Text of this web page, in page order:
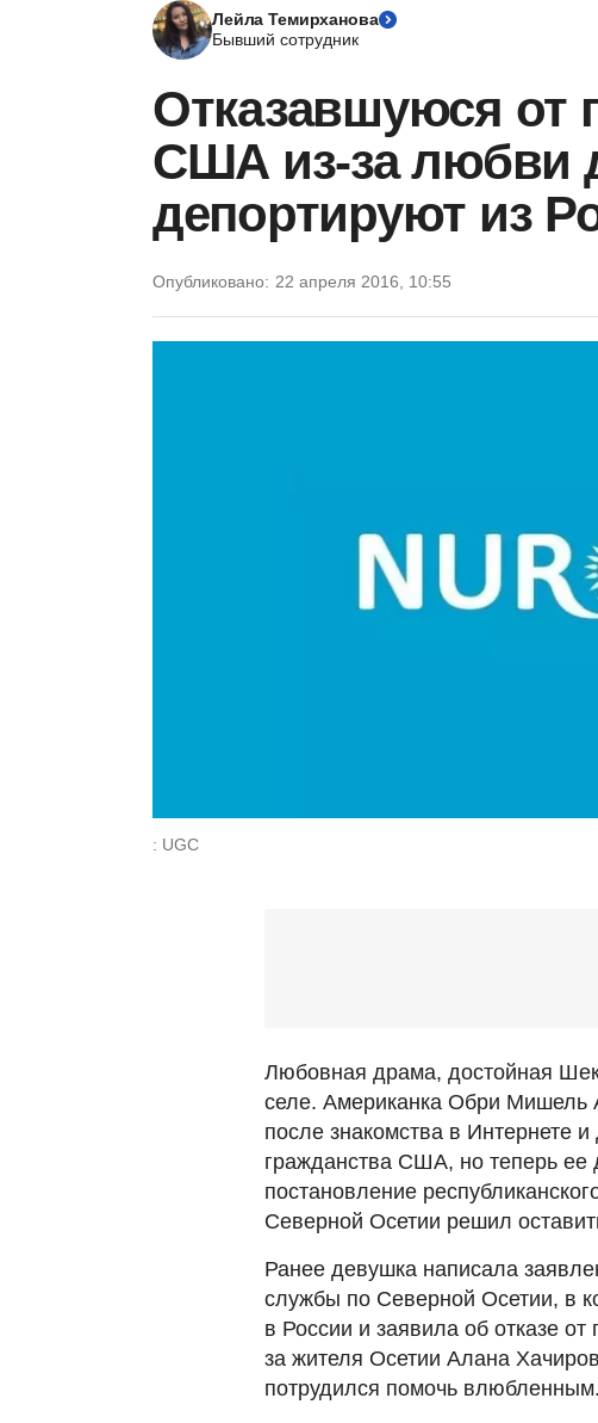
Лейла Темирханова
Бывший сотрудник
Отказавшуюся от
США из-за любви
депортируют из
Опубликовано: 22 апреля 2016, 10:55
: UGC
Любовная драма, достойная
селе. Американка Обри Мишель
после знакомства в Интернете
гражданства США, но теперь ее
постановление
Северной Осетии решил
Ранее девушка написала
службы по Северной Осетии, в
в России и заявила об отказе
за жителя Осетии Алана
потрудился помочь влюбленным.